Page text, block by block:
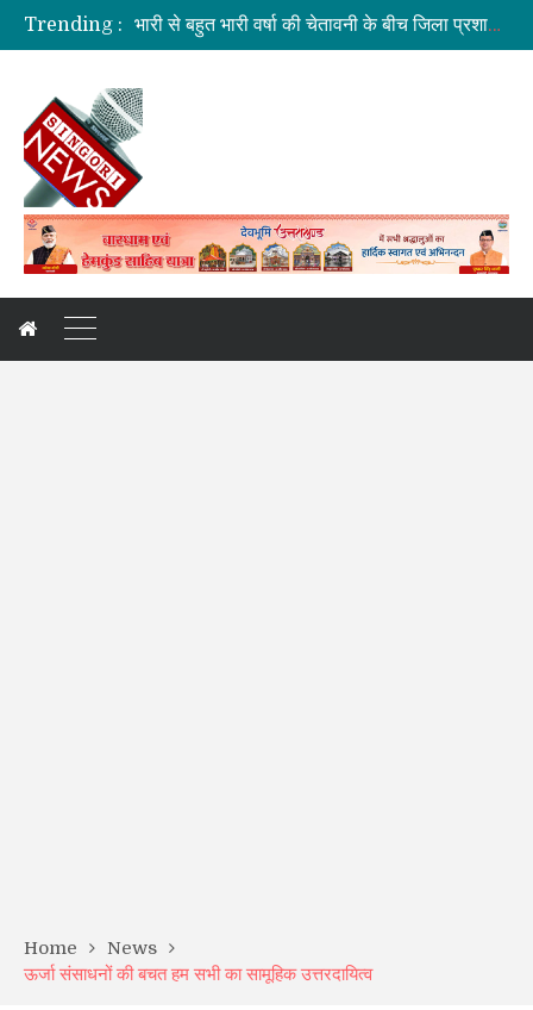
Trending :
भारी से बहुत भारी वर्षा की चेतावनी के बीच जिला प्रशासन अलर्ट
सड़क सुरक्षा में जनभागीदारी समन्वित प्रयास जरूरी: डीएम
Home
News
ऊर्जा संसाधनों की बचत हम सभी का सामूहिक उत्तरदायित्व